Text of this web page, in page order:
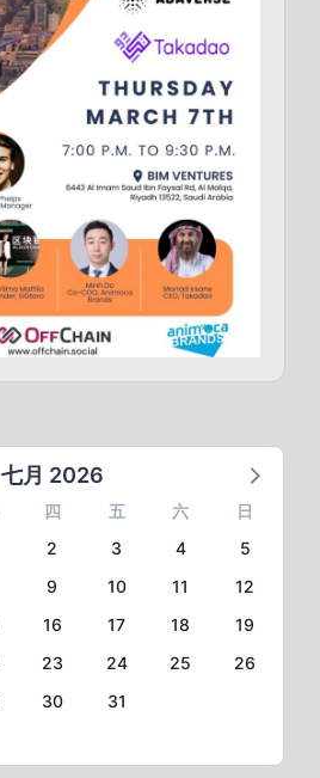
七月 2026
四 五 六
日
2 3 4
5
9 10 11
12
16 17 18
19
23 24 25
26
30 31